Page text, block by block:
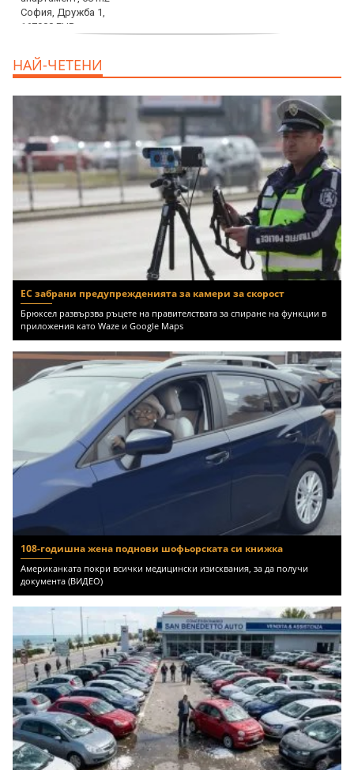
НАЙ-ЧЕТЕНИ
ЕС забрани предупрежденията за камери за скорост
Брюксел развързва ръцете на правителствата за спиране на функции в
приложения като Waze и Google Maps
108-годишна жена поднови шофьорската си книжка
Американката покри всички медицински изисквания, за да получи
документа (ВИДЕО)